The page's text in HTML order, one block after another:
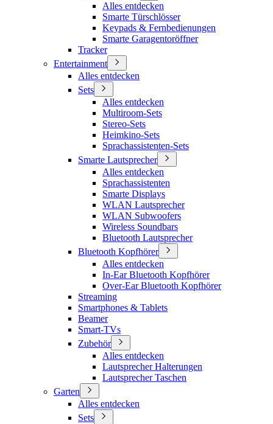
Alles entdecken
Smarte Türschlösser
Keypads & Fernbedienungen
Smarte Garagentoröffner
Tracker
Entertainment
Alles entdecken
Sets
Alles entdecken
Multiroom-Sets
Stereo-Sets
Heimkino-Sets
Sprachassistenten-Sets
Smarte Lautsprecher
Alles entdecken
Sprachassistenten
Smarte Displays
WLAN Lautsprecher
WLAN Subwoofers
Wireless Soundbars
Bluetooth Lautsprecher
Bluetooth Kopfhörer
Alles entdecken
In-Ear Bluetooth Kopfhörer
Over-Ear Bluetooth Kopfhörer
Streaming
Smartphones & Tablets
Beamer
Smart-TVs
Zubehör
Alles entdecken
Lautsprecher Halterungen
Lautsprecher Taschen
Garten
Alles entdecken
Sets